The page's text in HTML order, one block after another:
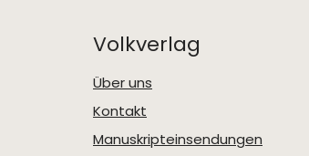
Volkverlag
Über uns
Kontakt
Manuskripteinsendungen